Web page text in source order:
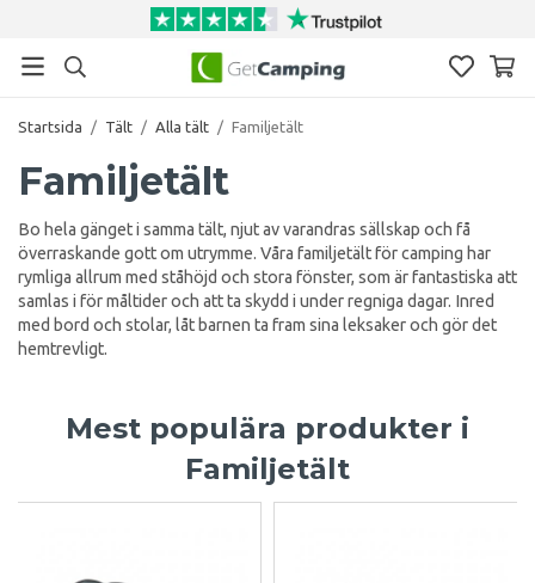
Startsida / Tält / Alla tält / Familjetält
Familjetält
Bo hela gänget i samma tält, njut av varandras sällskap och få
överraskande gott om utrymme. Våra familjetält för camping har
rymliga allrum med ståhöjd och stora fönster, som är fantastiska att
samlas i för måltider och att ta skydd i under regniga dagar. Inred
med bord och stolar, låt barnen ta fram sina leksaker och gör det
hemtrevligt.
Mest populära produkter i
Familjetält